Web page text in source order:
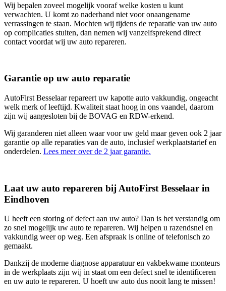
Wij bepalen zoveel mogelijk vooraf welke kosten u kunt
verwachten. U komt zo naderhand niet voor onaangename
verrassingen te staan. Mochten wij tijdens de reparatie van uw auto
op complicaties stuiten, dan nemen wij vanzelfsprekend direct
contact voordat wij uw auto repareren.
Garantie op uw auto reparatie
AutoFirst Besselaar repareert uw kapotte auto vakkundig, ongeacht
welk merk of leeftijd. Kwaliteit staat hoog in ons vaandel, daarom
zijn wij aangesloten bij de BOVAG en RDW-erkend.
Wij garanderen niet alleen waar voor uw geld maar geven ook 2 jaar
garantie op alle reparaties van de auto, inclusief werkplaatstarief en
onderdelen. Lees meer over de 2 jaar garantie.
Laat uw auto repareren bij AutoFirst Besselaar in
Eindhoven
U heeft een storing of defect aan uw auto? Dan is het verstandig om
zo snel mogelijk uw auto te repareren. Wij helpen u razendsnel en
vakkundig weer op weg. Een afspraak is online of telefonisch zo
gemaakt.
Dankzij de moderne diagnose apparatuur en vakbekwame monteurs
in de werkplaats zijn wij in staat om een defect snel te identificeren
en uw auto te repareren. U hoeft uw auto dus nooit lang te missen!